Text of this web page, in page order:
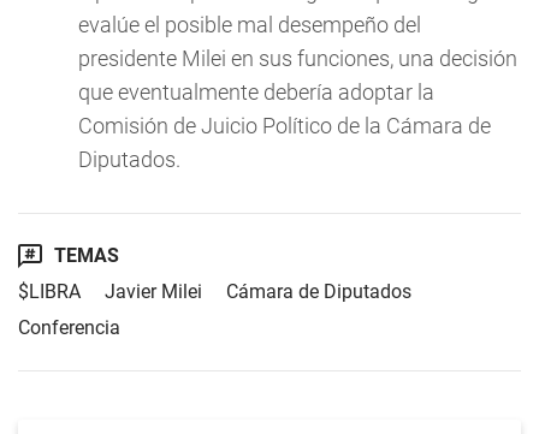
evalúe el posible mal desempeño del
presidente Milei en sus funciones, una decisión
que eventualmente debería adoptar la
Comisión de Juicio Político de la Cámara de
Diputados.
TEMAS
$LIBRA
Javier Milei
Cámara de Diputados
Conferencia